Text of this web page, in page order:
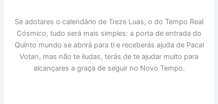
Se adotares o calendário de Treze Luas, o do Tempo Real
Cósmico, tudo será mais simples: a porta de entrada do
Quinto mundo se abrirá para ti e receberás ajuda de Pacal
Votan, mas não te iludas, terás de te ajudar muito para
alcançares a graça de seguir no Novo Tempo.